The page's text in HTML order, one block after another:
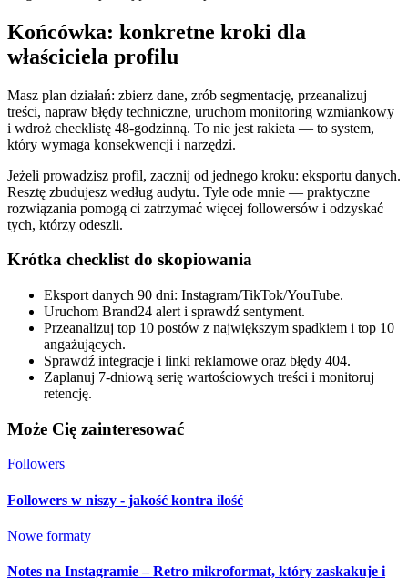
Końcówka: konkretne kroki dla
właściciela profilu
Masz plan działań: zbierz dane, zrób segmentację, przeanalizuj
treści, napraw błędy techniczne, uruchom monitoring wzmiankowy
i wdroż checklistę 48-godzinną. To nie jest rakieta — to system,
który wymaga konsekwencji i narzędzi.
Jeżeli prowadzisz profil, zacznij od jednego kroku: eksportu danych.
Resztę zbudujesz według audytu. Tyle ode mnie — praktyczne
rozwiązania pomogą ci zatrzymać więcej followersów i odzyskać
tych, którzy odeszli.
Krótka checklist do skopiowania
Eksport danych 90 dni: Instagram/TikTok/YouTube.
Uruchom Brand24 alert i sprawdź sentyment.
Przeanalizuj top 10 postów z największym spadkiem i top 10
angażujących.
Sprawdź integracje i linki reklamowe oraz błędy 404.
Zaplanuj 7-dniową serię wartościowych treści i monitoruj
retencję.
Może Cię zainteresować
Followers
Followers w niszy - jakość kontra ilość
Nowe formaty
Notes na Instagramie – Retro mikroformat, który zaskakuje i